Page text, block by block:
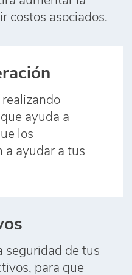
costos asociados.
ayuda a
los
a ayudar a tus
seguridad de tus
para que